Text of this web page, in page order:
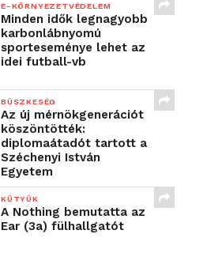
E-KÖRNYEZETVÉDELEM
Minden idők legnagyobb
karbonlábnyomú
sporteseménye lehet az
idei futball-vb
BÜSZKESÉG
Az új mérnökgenerációt
köszöntötték:
diplomaátadót tartott a
Széchenyi István
Egyetem
KÜTYÜK
A Nothing bemutatta az
Ear (3a) fülhallgatót